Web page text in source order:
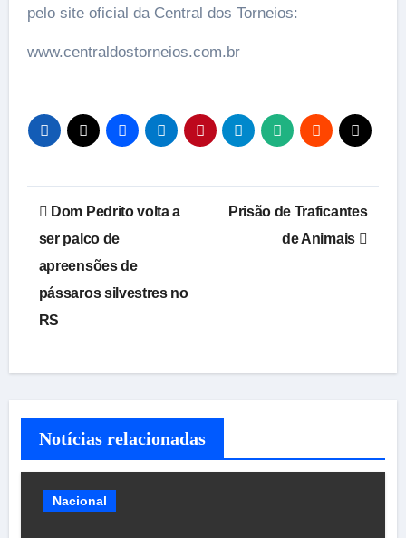
pelo site oficial da Central dos Torneios:
www.centraldostorneios.com.br
Navegação
de
Post
Dom Pedrito volta a
ser palco de
apreensões de
pássaros silvestres no
RS
Prisão de Traficantes
de Animais
Notícias relacionadas
Nacional